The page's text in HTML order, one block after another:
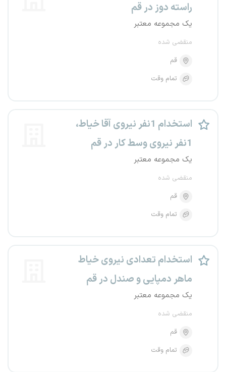
راسته دوز در قم
یک مجموعه معتبر
منقضی شده
قم
تمام وقت
استخدام 1نفر نیروی آقا خیاط،
1نفر نیروی وسط کار در قم
یک مجموعه معتبر
منقضی شده
قم
تمام وقت
استخدام تعدادی نیروی خیاط
ماهر دمپایی و صندل در قم
یک مجموعه معتبر
منقضی شده
قم
تمام وقت